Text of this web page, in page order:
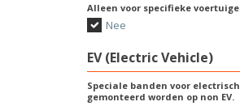
Alleen voor specifieke
Nee
EV (Electric Vehicle)
Speciale banden voor
gemonteerd worden op non EV.